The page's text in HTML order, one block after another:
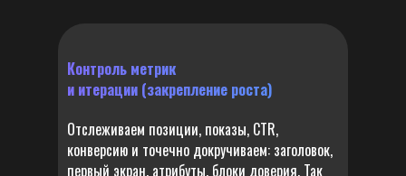
Отслеживаем позиции, показы, CTR,
конверсию и точечно докручиваем: заголовок,
первый экран, атрибуты, блоки доверия. Так
Контроль метрик
и итерации (закрепление роста)